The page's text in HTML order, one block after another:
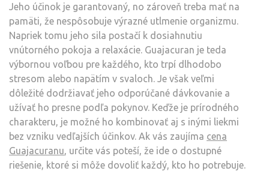
Jeho účinok je garantovaný, no zároveň treba mať na
pamäti, že nespôsobuje výrazné utlmenie organizmu.
Napriek tomu jeho sila postačí k dosiahnutiu
vnútorného pokoja a relaxácie. Guajacuran je teda
výbornou voľbou pre každého, kto trpí dlhodobo
stresom alebo napätím v svaloch. Je však veľmi
dôležité dodržiavať jeho odporúčané dávkovanie a
užívať ho presne podľa pokynov. Keďže je prírodného
charakteru, je možné ho kombinovať aj s inými liekmi
bez vzniku vedľajších účinkov. Ak vás zaujíma cena
Guajacuranu, určite vás poteší, že ide o dostupné
riešenie, ktoré si môže dovoliť každý, kto ho potrebuje.